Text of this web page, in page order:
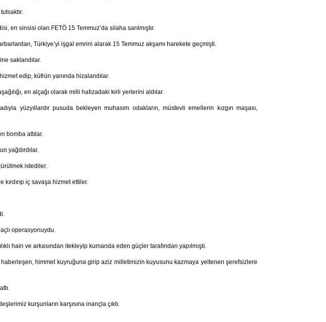
en sinsisi olan FETÖ 15 Temmuz’da silaha sarılmıştır.
Türkiye’yi işgal emrini alarak 15 Temmuz akşamı harekete geçmişti.
saklandılar.
edip, küfrün yanında hizalandılar.
en alçağı olarak milli hafızadaki kirli yerlerini aldılar.
yüzyıllardır pusuda bekleyen muhasım odakların, müstevli emellerin kızgın maşası,
bomba attılar.
yağdırdılar.
istediler.
iç savaşa hizmet ettiler.
operasyonuydu.
hain ve arkasından itekleyip kumanda eden güçler tarafından yapılmıştı.
himmet kuyruğuna girip aziz milletimizin kuyusunu kazmaya yeltenen şerefsizlere
kurşunların karşısına inançla çıktı.